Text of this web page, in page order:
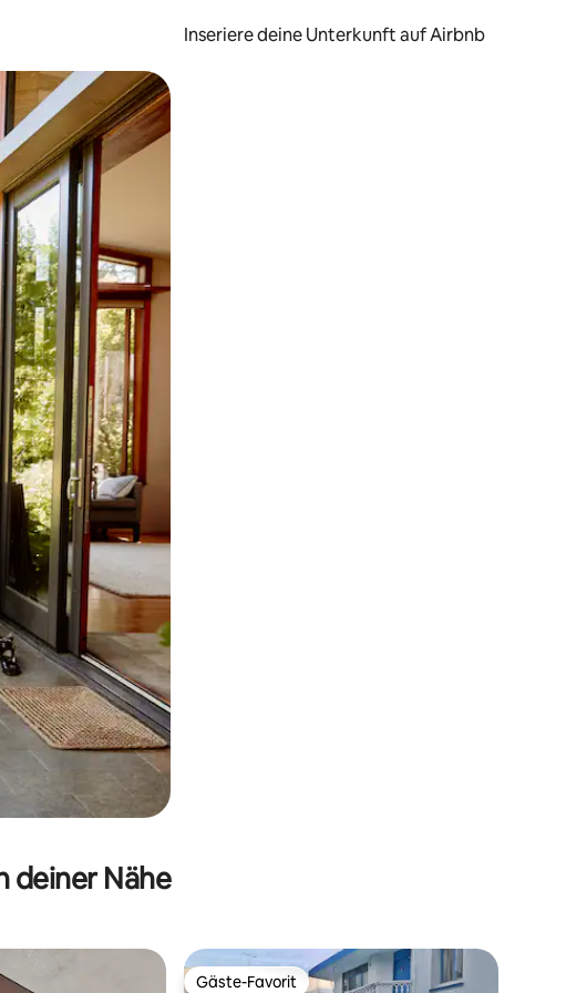
Inseriere deine Unterkunft auf Airbnb
durch Berühren oder Wischgesten.
deiner Nähe
Gäste-Favorit